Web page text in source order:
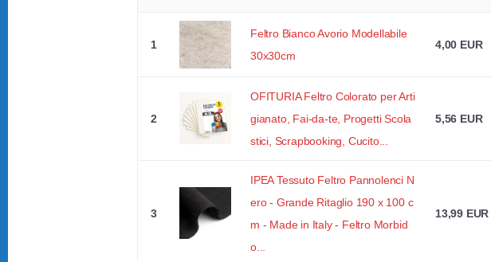
1
Feltro Bianco Avorio Modellabile
30x30cm
4,00 EUR
2
OFITURIA Feltro Colorato per Arti
gianato, Fai-da-te, Progetti Scola
stici, Scrapbooking, Cucito...
5,56 EUR
3
IPEA Tessuto Feltro Pannolenci N
ero - Grande Ritaglio 190 x 100 c
m - Made in Italy - Feltro Morbid
o...
13,99 EUR